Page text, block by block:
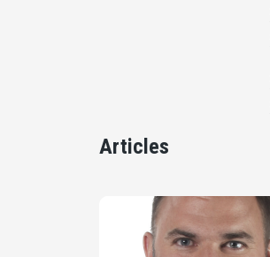
Articles